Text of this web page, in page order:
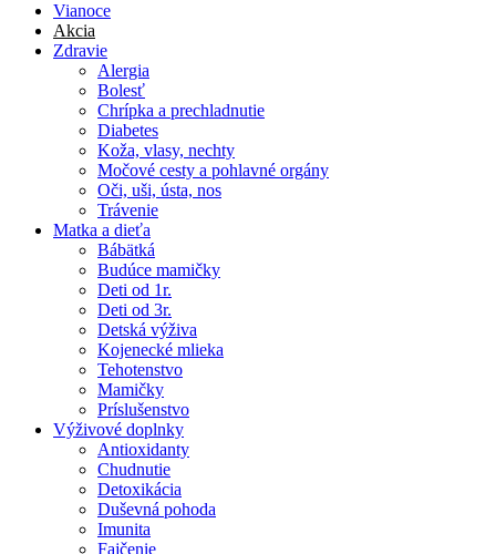
Vianoce
Akcia
Zdravie
Alergia
Bolesť
Chrípka a prechladnutie
Diabetes
Koža, vlasy, nechty
Močové cesty a pohlavné orgány
Oči, uši, ústa, nos
Trávenie
Matka a dieťa
Bábätká
Budúce mamičky
Deti od 1r.
Deti od 3r.
Detská výživa
Kojenecké mlieka
Tehotenstvo
Mamičky
Príslušenstvo
Výživové doplnky
Antioxidanty
Chudnutie
Detoxikácia
Duševná pohoda
Imunita
Fajčenie